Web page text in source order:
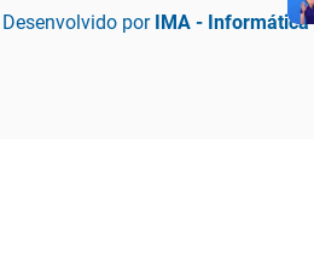
Desenvolvido por IMA - Informática